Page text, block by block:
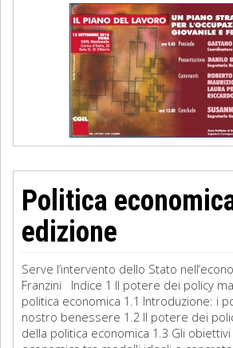
Politica
edizione
Serve l’intervento dello Stato
Franzini Indice 1 Il potere dei policy
politica economica 1.1 Introduzione: i
nostro benessere 1.2 Il potere dei
della politica economica 1.3 Gli